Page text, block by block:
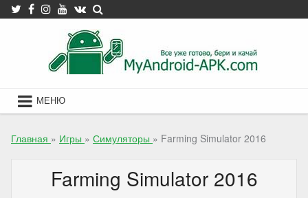
Skip
to
МЕНЮ
Главная » Игры » Симуляторы » Farming Simulator 2016
Farming Simulator 2016